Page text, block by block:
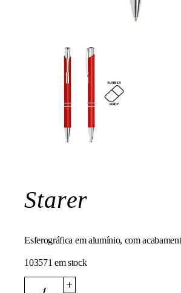
Starer
Esferográfica em alumínio, com
103571 em stock
Starer quantity